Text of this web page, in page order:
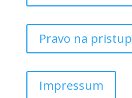
Pravo na pristup
Impressum